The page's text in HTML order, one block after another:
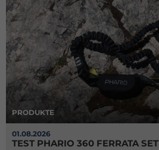
PRODUKTE
01.08.2026
TEST PHARIO 360 FERRATA SET